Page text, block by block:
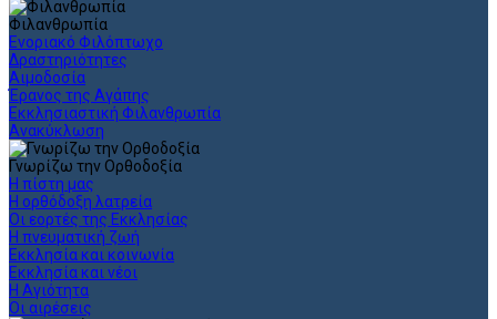
Φιλανθρωπία
Ενοριακό Φιλόπτωχο
Δραστηριότητες
Αιμοδοσία
Έρανος της Αγάπης
Εκκλησιαστική Φιλανθρωπία
Ανακύκλωση
Γνωρίζω την Ορθοδοξία
Η πίστη μας
Η ορθόδοξη λατρεία
Οι εορτές της Εκκλησίας
Η πνευματική ζωή
Εκκλησία και κοινωνία
Εκκλησία και νέοι
Η Αγιότητα
Οι αιρέσεις